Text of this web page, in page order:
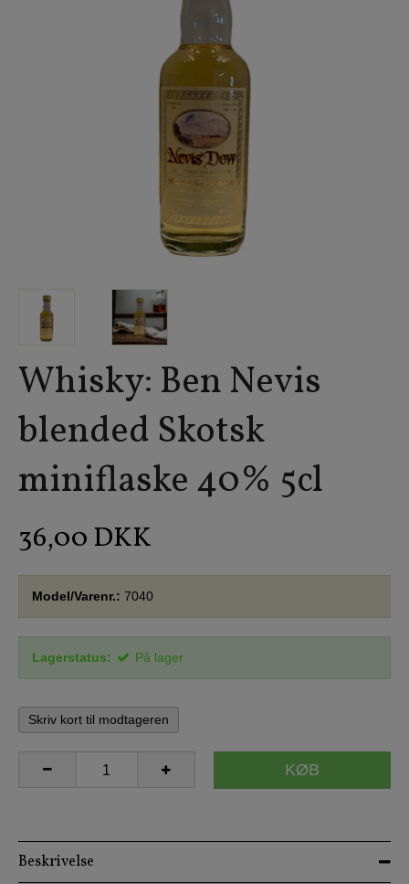
Whisky: Ben Nevis
blended Skotsk
miniflaske 40% 5cl
36,00 DKK
Model/Varenr.: 7040
Lagerstatus: På lager
Skriv kort til modtageren
KØB
Beskrivelse